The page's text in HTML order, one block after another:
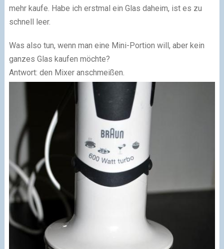
mehr kaufe. Habe ich erstmal ein Glas daheim, ist es zu
schnell leer.
Was also tun, wenn man eine Mini-Portion will, aber kein
ganzes Glas kaufen möchte?
Antwort: den Mixer anschmeißen.